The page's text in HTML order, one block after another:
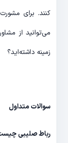
کنند. برای
می‌توانید از
زمینه داشته‌اید؟
سوالات متداول
رباط صلیبی